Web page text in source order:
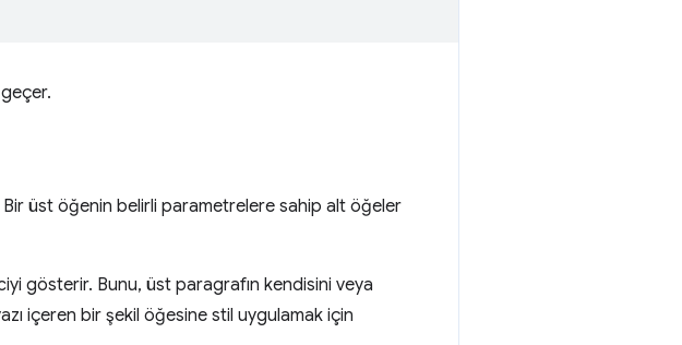
Bir üst öğenin belirli parametrelere sahip alt öğeler
gösterir. Bunu, üst paragrafın kendisini veya
içeren bir şekil öğesine stil uygulamak için